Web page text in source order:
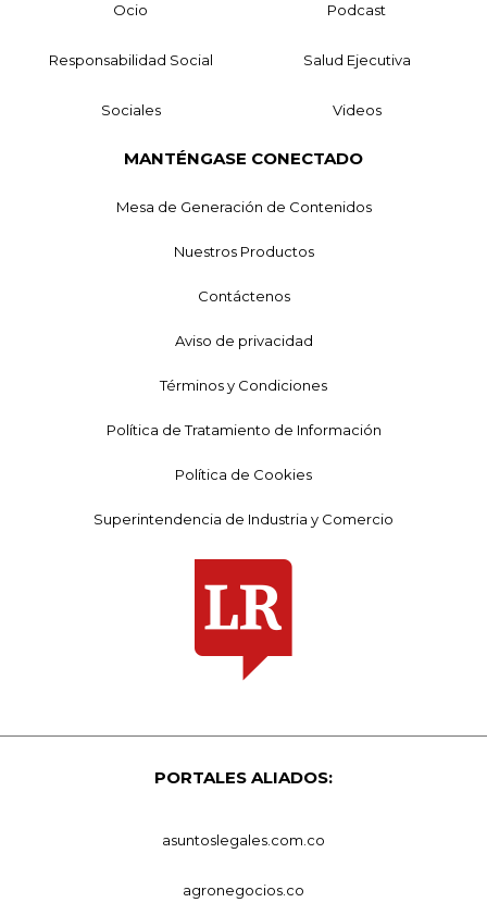
Ocio Podcast
Responsabilidad Social Salud Ejecutiva
Sociales Videos
MANTÉNGASE CONECTADO
Mesa de Generación de Contenidos
Nuestros Productos
Contáctenos
Aviso de privacidad
Términos y Condiciones
Política de Tratamiento de Información
Política de Cookies
Superintendencia de Industria y Comercio
PORTALES ALIADOS:
asuntoslegales.com.co
agronegocios.co